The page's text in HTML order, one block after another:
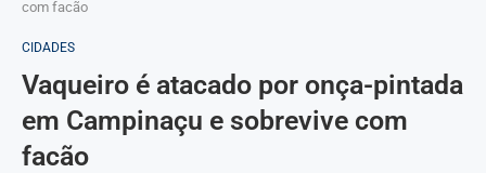
com facão
CIDADES
Vaqueiro é atacado por onça-pintada
em Campinaçu e sobrevive com
facão